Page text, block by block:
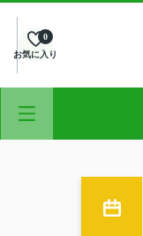
お気に入り
0